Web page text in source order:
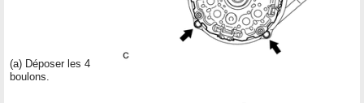
(a) Déposer les 4
boulons.